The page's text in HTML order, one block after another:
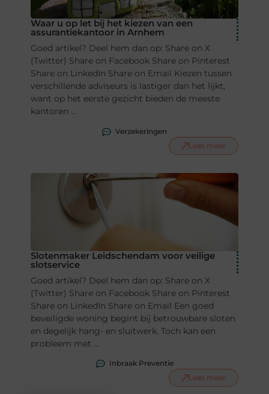
Waar u op let bij het kiezen van een
assurantiekantoor in Arnhem
Goed artikel? Deel hem dan op: Share on X
(Twitter) Share on Facebook Share on Pinterest
Share on LinkedIn Share on Email Kiezen tussen
verschillende adviseurs is lastiger dan het lijkt,
want op het eerste gezicht bieden de meeste
kantoren ...
Verzekeringen
Lees meer
Slotenmaker Leidschendam voor veilige
slotservice
Goed artikel? Deel hem dan op: Share on X
(Twitter) Share on Facebook Share on Pinterest
Share on LinkedIn Share on Email Een goed
beveiligde woning begint bij betrouwbare sloten
en degelijk hang- en sluitwerk. Toch kan een
probleem met ...
Inbraak Preventie
Lees meer